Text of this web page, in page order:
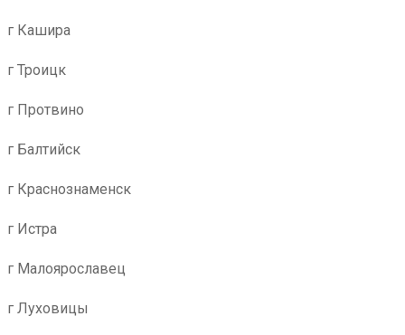
г Кашира
г Троицк
г Протвино
г Балтийск
г Краснознаменск
г Истра
г Малоярославец
г Луховицы